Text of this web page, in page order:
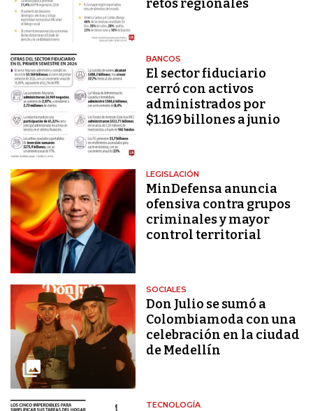
retos regionales
BANCOS
El sector fiduciario
cerró con activos
administrados por
$1.169 billones a junio
LEGISLACIÓN
MinDefensa anuncia
ofensiva contra grupos
criminales y mayor
control territorial
SOCIALES
Don Julio se sumó a
Colombiamoda con una
celebración en la ciudad
de Medellín
TECNOLOGÍA